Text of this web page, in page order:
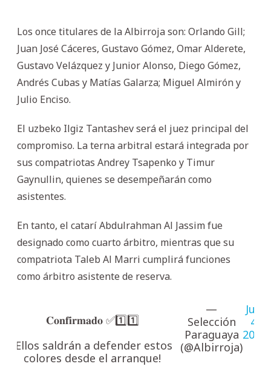
Los once titulares de la Albirroja son: Orlando Gill;
Juan José Cáceres, Gustavo Gómez, Omar Alderete,
Gustavo Velázquez y Junior Alonso, Diego Gómez,
Andrés Cubas y Matías Galarza; Miguel Almirón y
Julio Enciso.
El uzbeko Ilgiz Tantashev será el juez principal del
compromiso. La terna arbitral estará integrada por
sus compatriotas Andrey Tsapenko y Timur
Gaynullin, quienes se desempeñarán como
asistentes.
En tanto, el catarí Abdulrahman Al Jassim fue
designado como cuarto árbitro, mientras que su
compatriota Taleb Al Marri cumplirá funciones
como árbitro asistente de reserva.
𝐂𝐨𝐧𝐟𝐢𝐫𝐦𝐚𝐝𝐨 ✅1️⃣1️⃣
¡Ellos saldrán a defender estos
colores desde el arranque!
—
Selección
Paraguaya
(@Albirroja)
July
4,
2026